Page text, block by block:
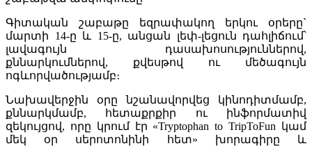
Գիտական շաբաթը եզրափակող երկու օրերը`
մարտի 14-ը և 15-ը, անցան լեփ-լեցուն դահլիճում՝
լավագույն դասախոսություններով,
քննարկումներով, քվեսթով ու մեծագույն
ոգևորվածությամբ։
Նախավերջին օրը նշանավորվեց կինոդիտմամբ,
քննարկմամբ, հետաքրքիր ու ինֆորմատիվ
զեկույցով, որը կրում էր «Tryptophan to TripToFun կամ
մեկ օր սերոտոնինի հետ» խորագիրը և